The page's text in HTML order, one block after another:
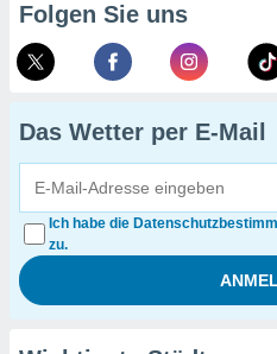
Folgen Sie uns
Das Wetter per E-Mail
Ich habe die
zu.